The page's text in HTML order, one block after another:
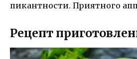
пикантности. Приятного
Рецепт